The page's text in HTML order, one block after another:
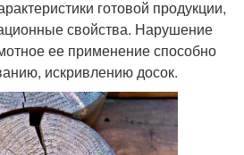
готовой продукции,
свойства. Нарушение
ее применение способно
искривлению досок.